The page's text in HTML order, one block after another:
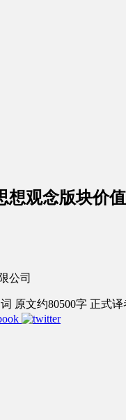
想观念版块价
公司
原文约80500字 正式译